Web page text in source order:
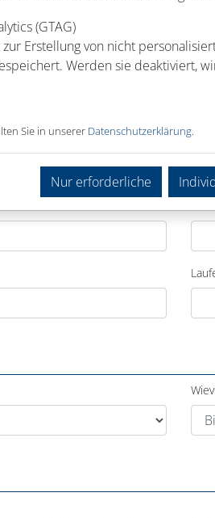
(GTAG)
Erstellung von nicht
Werden sie deaktiviert,
Sie in unserer Datenschutzerklärung.
Nur erforderliche